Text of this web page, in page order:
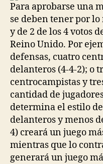
Para aprobarse una
se deben tener por lo
y de 2 de los 4 votos
Reino Unido. Por
defensas, cuatro
delanteros (4-4-2); o
centrocampistas y
cantidad de
determina el estilo
delanteros y menos
4) creará un juego
mientras que lo
generará un juego